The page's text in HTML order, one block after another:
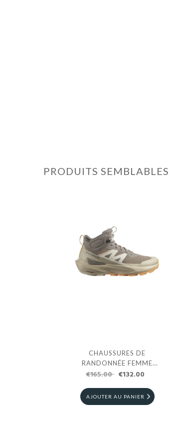
PRODUITS SEMBLABLES
CHAUSSURES DE
RANDONNÉE FEMME
SALOMON ELIXIR ACTIV
€165.00 €132.00
AJOUTER AU PANIER